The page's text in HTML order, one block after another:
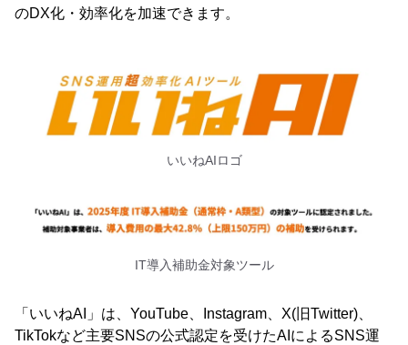
のDX化・効率化を加速できます。
いいねAIロゴ
IT導入補助金対象ツール
「いいねAI」は、YouTube、Instagram、X(旧Twitter)、
TikTokなど主要SNSの公式認定を受けたAIによるSNS運